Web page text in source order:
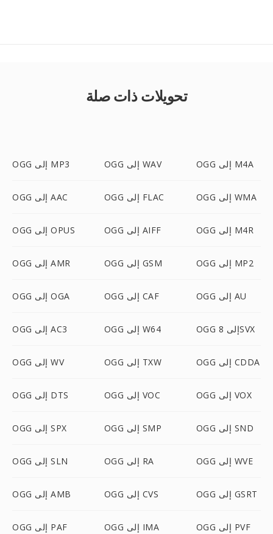
تحويلات ذات صلة
OGG إلى MP3 OGG إلى WAV OGG إلى M4A
OGG إلى AAC OGG إلى FLAC OGG إلى WMA
OGG إلى OPUS OGG إلى AIFF OGG إلى M4R
OGG إلى AMR OGG إلى GSM OGG إلى MP2
OGG إلى OGA OGG إلى CAF OGG إلى AU
OGG إلى AC3 OGG إلى W64 OGG إلى 8SVX
OGG إلى WV OGG إلى TXW OGG إلى CDDA
OGG إلى DTS OGG إلى VOC OGG إلى VOX
OGG إلى SPX OGG إلى SMP OGG إلى SND
OGG إلى SLN OGG إلى RA OGG إلى WVE
OGG إلى AMB OGG إلى CVS OGG إلى GSRT
OGG إلى PAF OGG إلى IMA OGG إلى PVF